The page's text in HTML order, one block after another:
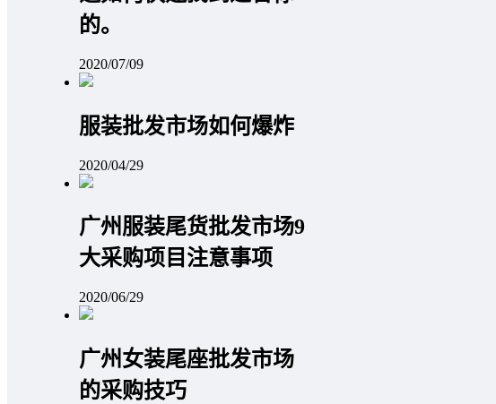
的。
2020/07/09
服装批发市场如何爆炸
2020/04/29
广州服装尾货批发市场9
大采购项目注意事项
2020/06/29
广州女装尾座批发市场
的采购技巧